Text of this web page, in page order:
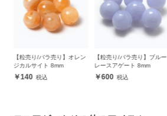
【粒売り/バラ売り】オレン
ジカルサイト 8mm
140
【粒売り/バラ売り】ブルー
レースアゲート 8mm
600